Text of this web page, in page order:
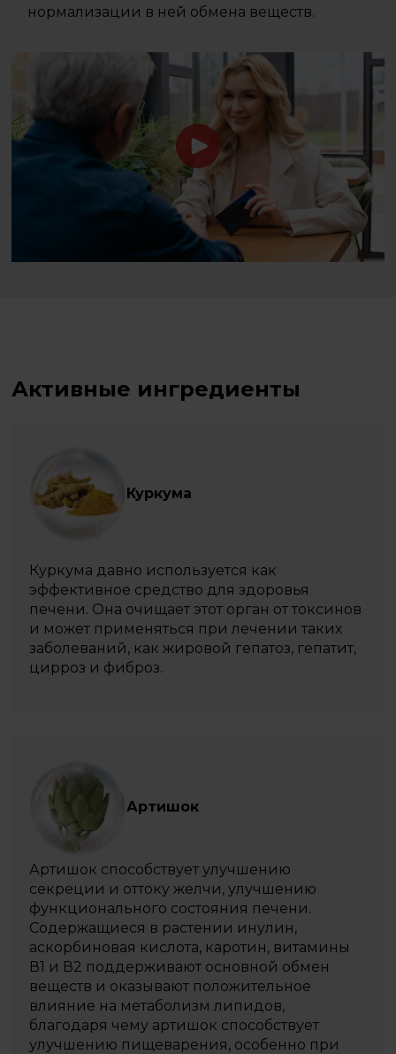
нормализации в ней обмена веществ.
Активные ингредиенты
Куркума
Куркума давно используется как
эффективное средство для здоровья
печени. Она очищает этот орган от токсинов
и может применяться при лечении таких
заболеваний, как жировой гепатоз, гепатит,
цирроз и фиброз.
Артишок
Артишок способствует улучшению
секреции и оттоку желчи, улучшению
функционального состояния печени.
Содержащиеся в растении инулин,
аскорбиновая кислота, каротин, витамины
В1 и В2 поддерживают основной обмен
веществ и оказывают положительное
влияние на метаболизм липидов,
благодаря чему артишок способствует
улучшению пищеварения, особенно при